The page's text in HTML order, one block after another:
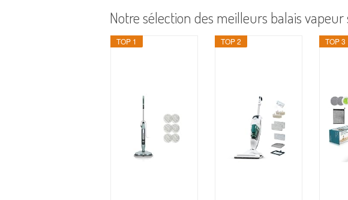
Notre sélection des meilleurs balais vapeur
TOP 1 TOP 2 TOP 3